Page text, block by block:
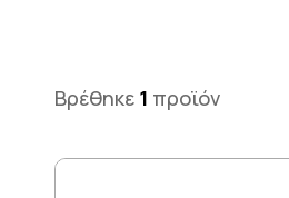
Βρέθηκε 1 προϊόν